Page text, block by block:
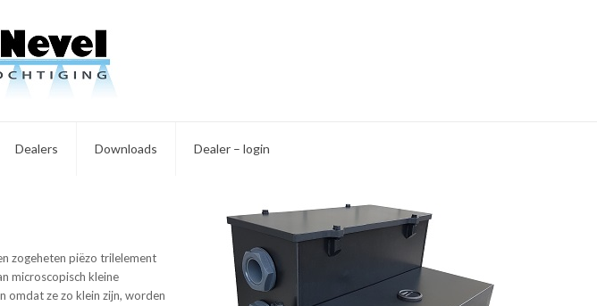
Dealers Downloads Dealer – login
zogeheten piëzo trilelement
microscopisch kleine
ze zo klein zijn, worden